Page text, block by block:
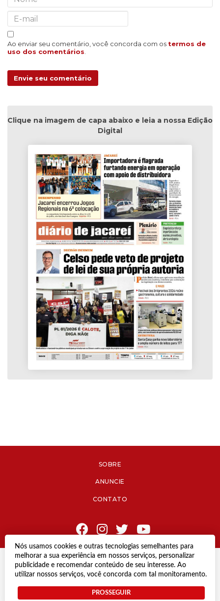
Nós usamos cookies e outras tecnologias semelhantes para
melhorar a sua experiência em nossos serviços, personalizar
publicidade e recomendar conteúdo de seu interesse. Ao
utilizar nossos serviços, você concorda com tal monitoramento.
PROSSEGUIR
Ao enviar seu comentário, você concorda com os termos de
uso dos comentários
Envie seu comentário
Clique na imagem de capa abaixo e leia a nossa Edição
Digital
SOBRE
ANUNCIE
CONTATO
© Copyright 2021 Diário de Jacareí.
Todos os direitos reservados.
Termos e Políticas de Uso